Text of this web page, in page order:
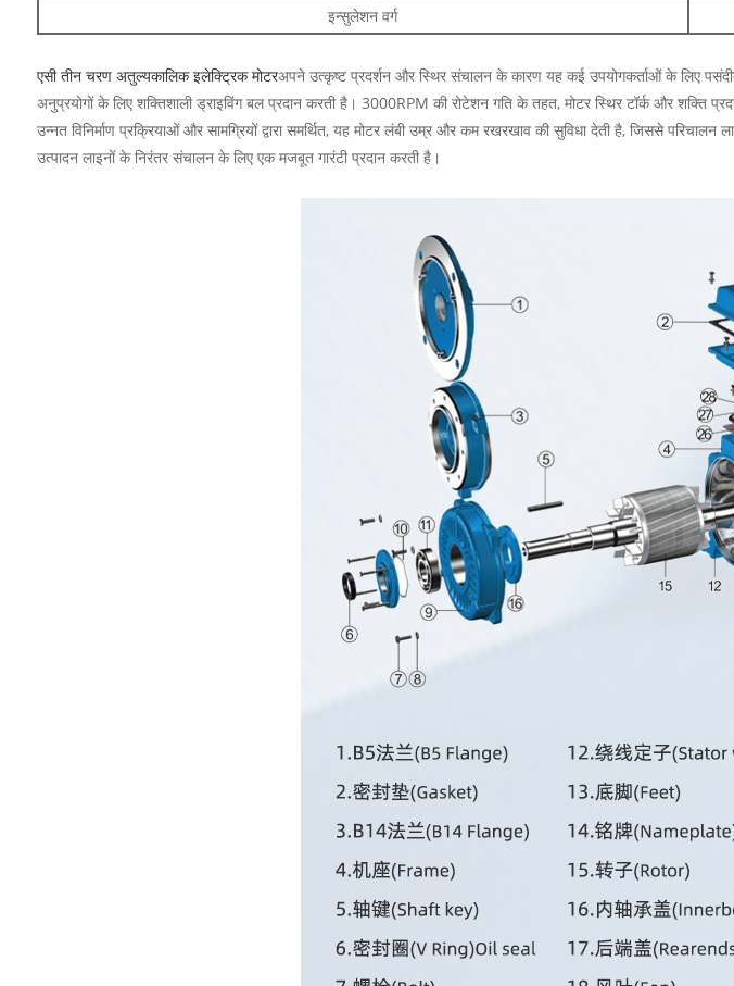
इन्सुलेशन वर्ग
एसी तीन चरण अतुल्यकालिक इलेक्ट्रिक मोटरअपने उत्कृष्ट प्रदर्शन और स्थिर संचालन के कारण यह कई उपयोगकर्ताओं के लिए
अनुप्रयोगों के लिए शक्तिशाली ड्राइविंग बल प्रदान करती है। 3000RPM की रोटेशन गति के तहत, मोटर स्थिर टॉर्क और शक्ति
उन्नत विनिर्माण प्रक्रियाओं और सामग्रियों द्वारा समर्थित, यह मोटर लंबी उम्र और कम रखरखाव की सुविधा देती है, जिससे
उत्पादन लाइनों के निरंतर संचालन के लिए एक मजबूत गारंटी प्रदान करती है।